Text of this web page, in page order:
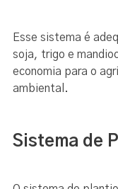
Esse sistema é
soja, trigo e
economia para o
ambiental.
Sistema de